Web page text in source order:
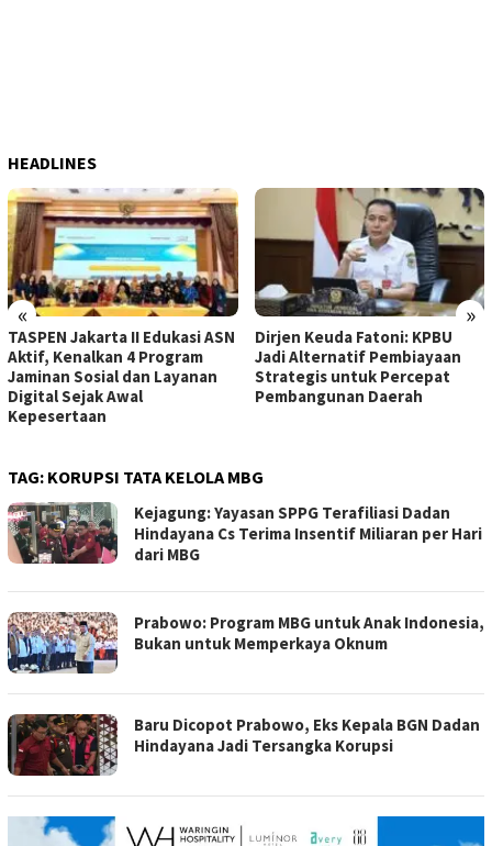
HEADLINES
« »
TASPEN Jakarta II Edukasi ASN
Aktif, Kenalkan 4 Program
Jaminan Sosial dan Layanan
Digital Sejak Awal
Kepesertaan
Dirjen Keuda Fatoni: KPBU
Jadi Alternatif Pembiayaan
Strategis untuk Percepat
Pembangunan Daerah
TAG: KORUPSI TATA KELOLA MBG
Kejagung: Yayasan SPPG Terafiliasi Dadan
Hindayana Cs Terima Insentif Miliaran per Hari
dari MBG
Prabowo: Program MBG untuk Anak Indonesia,
Bukan untuk Memperkaya Oknum
Baru Dicopot Prabowo, Eks Kepala BGN Dadan
Hindayana Jadi Tersangka Korupsi